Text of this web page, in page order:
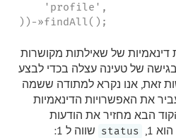
    'profile',
))-»findAll();
אפשרויות דינאמיות של שאילתות מקושרות
של טעינה עצלה בכדי לבצע
זאת, אנו נקרא למתודה ששמה
את האפשרויות הדינאמיות
הבא מחזיר את הודעות
1,
status שווה ל 1: